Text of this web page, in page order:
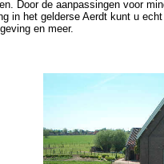
Door de aanpassingen voor
in het gelderse Aerdt kunt u
en meer.